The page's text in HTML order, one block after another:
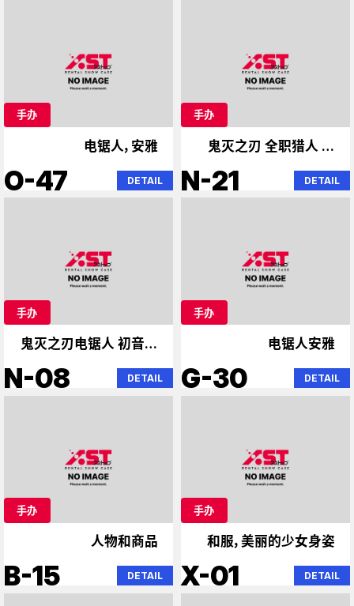
手办
电锯人，安雅
O-47 DETAIL
手办
鬼灭之刃 全职猎人 电
锯人
N-21 DETAIL
手办
鬼灭之刃电锯人 初音未
来 初音未来
N-08 DETAIL
手办
电锯人安雅
G-30 DETAIL
手办
人物和商品
B-15 DETAIL
手办
和服，美丽的少女身姿
X-01 DETAIL